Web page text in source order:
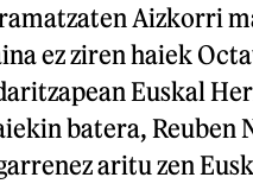
Aizkorri
ez ziren haiek
Euskal
batera, Reuben
aritu zen